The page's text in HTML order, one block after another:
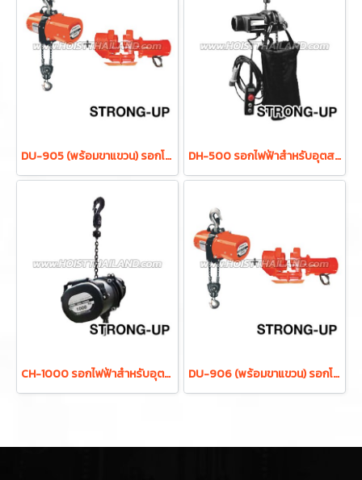
DU-905 (พร้อมขาแขวน) รอกโซ่ไฟฟ้า 1 ตัน 4 ระบบ ไฟ 380V โซ่ยาว 6 เมตร พร้อมขาแขวน STRONG-UP Electric mini chain hoist (Taiwan) DH-500 รอกไฟฟ้าสำหรับอุตสาหกรรมบันเทิง ขนาด 0.5 ตัน 2 ทิศทาง 220V โซ่ยาว 6 เมตร STRONG-UP Electric chain hoist (Taiwan)
CH-1000 รอกไฟฟ้าสำหรับอุตสาหกรรมบันเทิง ขนาด 1 ตัน 2 ทิศทาง 380V โซ่ยาว 6 เมตร STRONG-UP Electric chain hoist (Taiwan) DU-906 (พร้อมขาแขวน) รอกโซ่ไฟฟ้า 2 ตัน 4 ระบบ ไฟ 380V โซ่ยาว 6 เมตร พร้อมขาแขวน STRONG-UP Electric mini chain hoist (Taiwan)